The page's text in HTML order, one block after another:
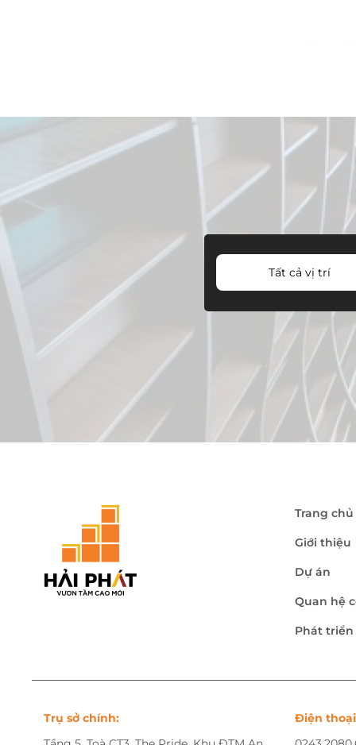
Tất cả vị trí
Trang chủ
Giới thiệu
Dự án
Quan hệ
Phát
Trụ sở chính:
Điện